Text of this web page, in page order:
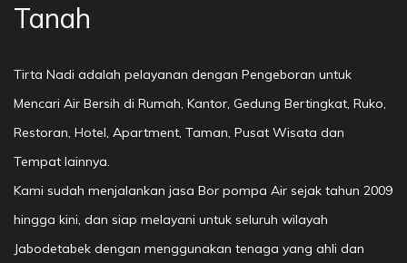
Tanah
Tirta Nadi adalah pelayanan dengan Pengeboran untuk
Mencari Air Bersih di Rumah, Kantor, Gedung Bertingkat, Ruko,
Restoran, Hotel, Apartment, Taman, Pusat Wisata dan
Tempat lainnya.
Kami sudah menjalankan jasa Bor pompa Air sejak tahun 2009
hingga kini, dan siap melayani untuk seluruh wilayah
Jabodetabek dengan menggunakan tenaga yang ahli dan